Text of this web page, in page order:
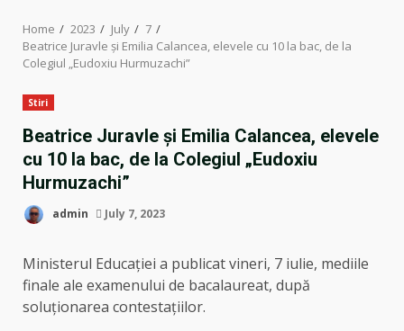
Home 2023 July
7
Beatrice Juravle și Emilia Calancea, elevele cu 10 la bac, de la
Colegiul „Eudoxiu Hurmuzachi”
Stiri
Beatrice Juravle și Emilia Calancea, elevele
cu 10 la bac, de la Colegiul „Eudoxiu
Hurmuzachi”
admin July 7, 2023
Ministerul Educației a publicat vineri, 7 iulie, mediile
finale ale examenului de bacalaureat, după
soluționarea contestațiilor.